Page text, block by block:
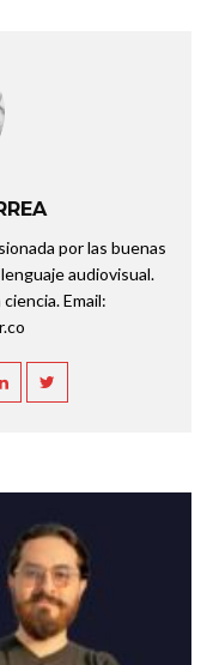
por las buenas
audiovisual.
Email: